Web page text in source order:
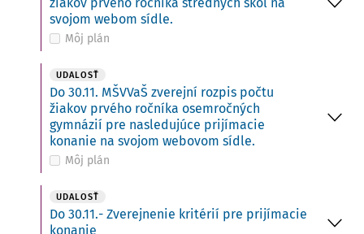
svojom webom sídle.
Môj plán
UDALOSŤ
Do 30.11. MŠVVaŠ zverejní rozpis počtu
žiakov prvého ročníka osemročných
gymnázií pre nasledujúce prijímacie
konanie na svojom webovom sídle.
Môj plán
UDALOSŤ
Do 30.11.- Zverejnenie kritérií pre prijímacie
konanie